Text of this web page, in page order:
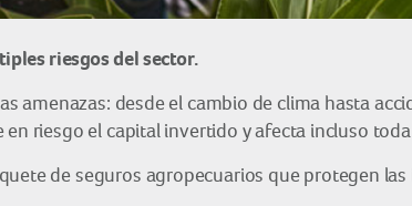
riesgos del sector.
amenazas: desde el cambio de clima hasta
riesgo el capital invertido y afecta incluso
de seguros agropecuarios que protegen